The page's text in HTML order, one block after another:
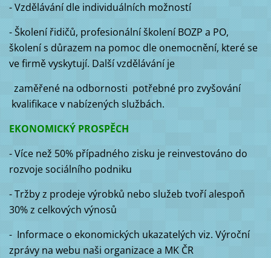
- Vzdělávání dle individuálních možností
- Školení řidičů, profesionální školení BOZP a PO,
školení s důrazem na pomoc dle onemocnění, které se
ve firmě vyskytují. Další vzdělávání je
zaměřené na odbornosti potřebné pro zvyšování
kvalifikace v nabízených službách.
EKONOMICKÝ PROSPĚCH
- Více než 50% případného zisku je reinvestováno do
rozvoje sociálního podniku
- Tržby z prodeje výrobků nebo služeb tvoří alespoň
30% z celkových výnosů
- Informace o ekonomických ukazatelých viz. Výroční
zprávy na webu naši organizace a MK ČR